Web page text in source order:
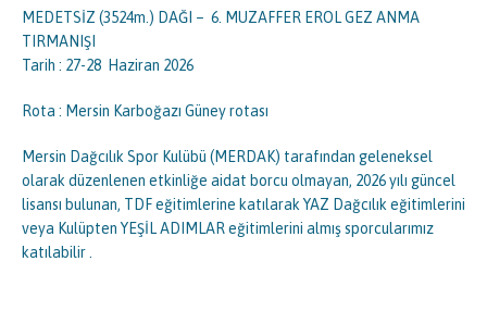
MEDETSİZ (3524m.) DAĞI – 6. MUZAFFER EROL GEZ ANMA
TIRMANIŞI
Tarih : 27-28 Haziran 2026
Rota : Mersin Karboğazı Güney rotası
Mersin Dağcılık Spor Kulübü (MERDAK) tarafından geleneksel
olarak düzenlenen etkinliğe aidat borcu olmayan, 2026 yılı güncel
lisansı bulunan, TDF eğitimlerine katılarak YAZ Dağcılık eğitimlerini
veya Kulüpten YEŞİL ADIMLAR eğitimlerini almış sporcularımız
katılabilir .